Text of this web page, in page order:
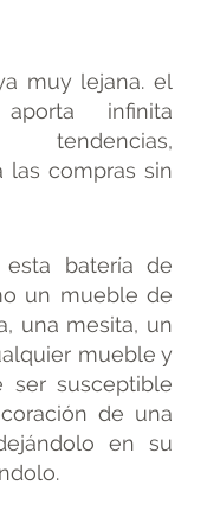
muy lejana. el
infinita
las compras sin
batería de
un mueble de
una mesita, un
mueble y
ser susceptible
de una
en su